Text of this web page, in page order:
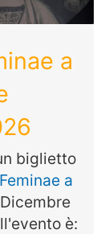
a
biglietto
a
è: